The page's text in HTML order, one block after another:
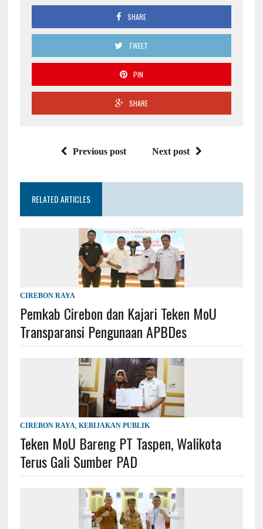
SHARE
TWEET
PIN
SHARE
Previous post Next post
RELATED ARTICLES
CIREBON RAYA
Pemkab Cirebon dan Kajari Teken MoU
Transparansi Pengunaan APBDes
CIREBON RAYA, KEBIJAKAN PUBLIK
Teken MoU Bareng PT Taspen, Walikota
Terus Gali Sumber PAD